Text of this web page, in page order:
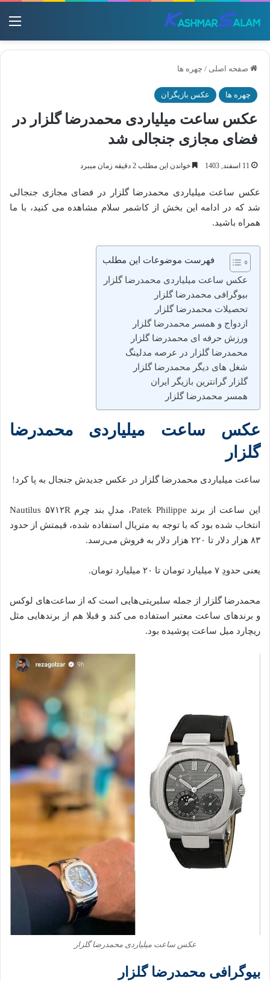
صفحه اصلی / چهره ها
چهره ها عکس بازیگران
عکس ساعت میلیاردی محمدرضا گلزار در
فضای مجازی جنجالی شد
11 اسفند, 1403 خواندن این مطلب 2 دقیقه زمان میبرد
عکس ساعت میلیاردی محمدرضا گلزار در فضای مجازی جنجالی
شد که در ادامه این بخش از کاشمر سلام مشاهده می کنید، با ما
همراه باشید.
فهرست موضوعات این مطلب
عکس ساعت میلیاردی محمدرضا گلزار
بیوگرافی محمدرضا گلزار
تحصیلات محمدرضا گلزار
ازدواج و همسر محمدرضا گلزار
ورزش حرفه ای محمدرضا گلزار
محمدرضا گلزار در عرصه مدلینگ
شغل های دیگر محمدرضا گلزار
گلزار گرانترین بازیگر ایران
همسر محمدرضا گلزار
عکس ساعت میلیاردی محمدرضا
گلزار
ساعت میلیاردی محمدرضا گلزار در عکس جدیدش جنجال به‌ پا کرد!
این ساعت از برند Patek Philippe، مدلِ بند چرم Nautilus ۵۷۱۲R
انتخاب شده‌‌ بود که با توجه به متریال استفاده شده‌، قیمتش از حدود
۸۳ هزار دلار تا ۲۲۰ هزار دلار به فروش می‌رسد.
یعنی حدودِ ۷ میلیارد تومان تا ۲۰ میلیارد تومان.
محمدرضا گلزار از جمله سلبریتی‌هایی است که از ساعت‌های لوکس
و برند‌های ساعت معتبر استفاده می‌ کند و قبلا هم از برند‌هایی مثل
ریچارد میل ساعت پوشیده بود.
عکس ساعت میلیاردی محمدرضا گلزار
بیوگرافی محمدرضا گلزار